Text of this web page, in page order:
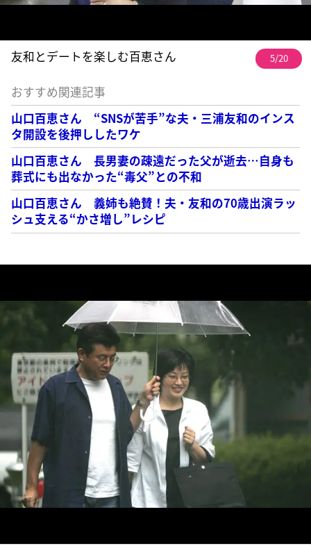
友和とデートを楽しむ百恵さん 5/20
おすすめ関連記事
山口百恵さん “SNSが苦手”な夫・三浦友和のインス
タ開設を後押ししたワケ
山口百恵さん 長男妻の疎遠だった父が逝去…自身も
葬式にも出なかった“毒父”との不和
山口百恵さん 義姉も絶賛！夫・友和の70歳出演ラッ
シュ支える“かさ増し”レシピ